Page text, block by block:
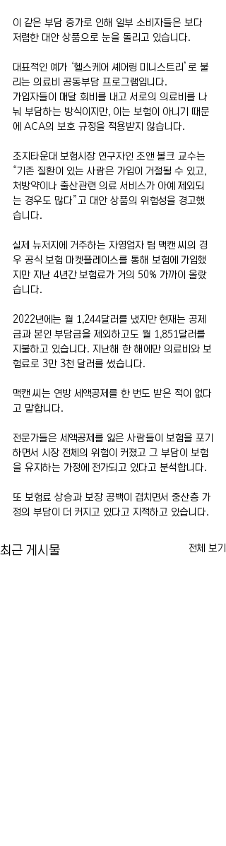
이 같은 부담 증가로 인해 일부 소비자들은 보다
저렴한 대안 상품으로 눈을 돌리고 있습니다.
대표적인 예가 ‘헬스케어 셰어링 미니스트리’로 불
리는 의료비 공동부담 프로그램입니다.
가입자들이 매달 회비를 내고 서로의 의료비를 나
눠 부담하는 방식이지만, 이는 보험이 아니기 때문
에 ACA의 보호 규정을 적용받지 않습니다.
조지타운대 보험시장 연구자인 조앤 볼크 교수는
“기존 질환이 있는 사람은 가입이 거절될 수 있고,
처방약이나 출산관련 의료 서비스가 아예 제외되
는 경우도 많다”고 대안 상품의 위험성을 경고했
습니다.
실제 뉴저지에 거주하는 자영업자 팀 맥캔 씨의 경
우 공식 보험 마켓플레이스를 통해 보험에 가입했
지만 지난 4년간 보험료가 거의 50% 가까이 올랐
습니다.
2022년에는 월 1,244달러를 냈지만 현재는 공제
금과 본인 부담금을 제외하고도 월 1,851달러를
지불하고 있습니다. 지난해 한 해에만 의료비와 보
험료로 3만 3천 달러를 썼습니다.
맥캔 씨는 연방 세액공제를 한 번도 받은 적이 없다
고 말합니다.
전문가들은 세액공제를 잃은 사람들이 보험을 포기
하면서 시장 전체의 위험이 커졌고 그 부담이 보험
을 유지하는 가정에 전가되고 있다고 분석합니다.
또 보험료 상승과 보장 공백이 겹치면서 중산층 가
정의 부담이 더 커지고 있다고 지적하고 있습니다.
최근 게시물 전체 보기